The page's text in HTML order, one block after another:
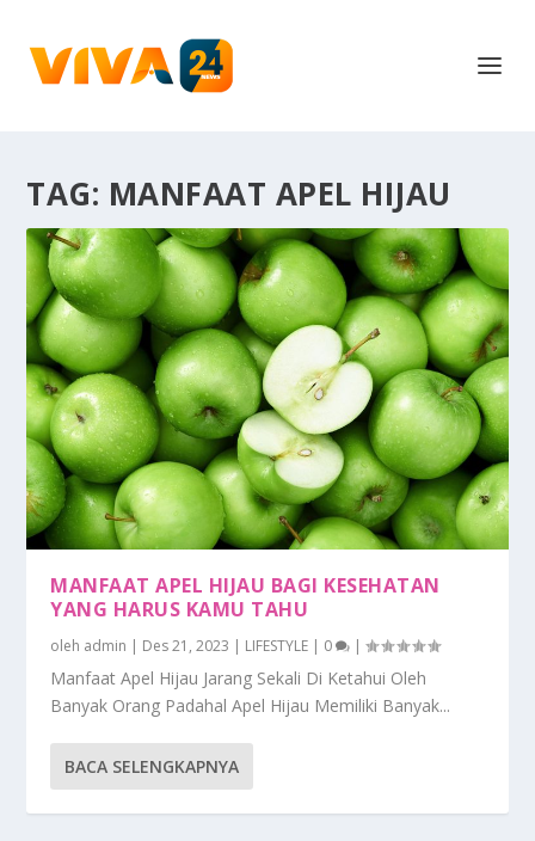
TAG: MANFAAT APEL HIJAU
MANFAAT APEL HIJAU BAGI KESEHATAN
YANG HARUS KAMU TAHU
oleh admin | Des 21, 2023 | LIFESTYLE | 0 |
Manfaat Apel Hijau Jarang Sekali Di Ketahui Oleh
Banyak Orang Padahal Apel Hijau Memiliki Banyak...
BACA SELENGKAPNYA